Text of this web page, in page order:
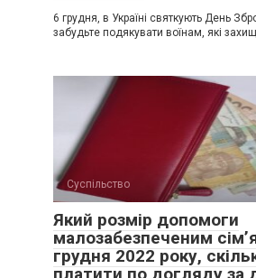
6 грудня, в Україні святкують День
забудьте подякувати воїнам, які
Суспільство
Який розмір допомоги
малозабезпеченим
грудня 2022 року,